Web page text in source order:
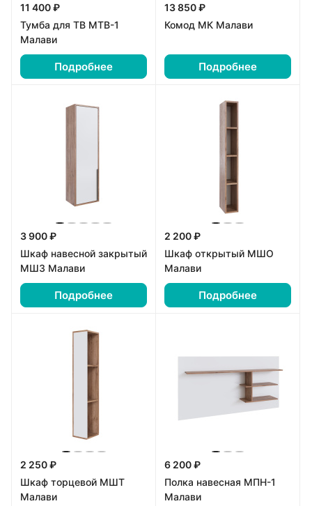
11 400 ₽
Тумба для ТВ МТВ-1
Малави
Подробнее
13 850 ₽
Комод МК Малави
Подробнее
3 900 ₽
Шкаф навесной закрытый
МШЗ Малави
Подробнее
2 200 ₽
Шкаф открытый МШО
Малави
Подробнее
2 250 ₽
Шкаф торцевой МШТ
Малави
6 200 ₽
Полка навесная МПН-1
Малави